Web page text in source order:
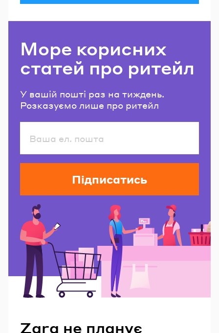
Море корисних
статей про ритейл
У вашій пошті раз на тиждень.
Розказуємо лише про ритейл
Підписатись
Zara не планує